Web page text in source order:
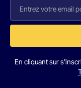
En cliquant sur